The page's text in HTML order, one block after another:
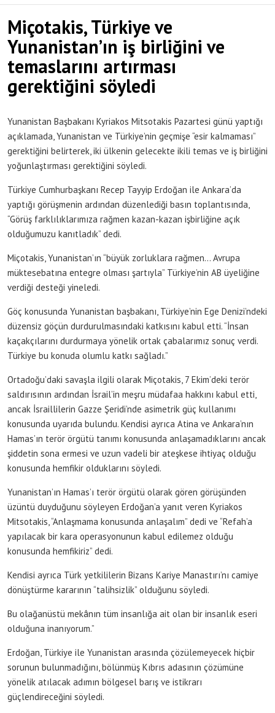
Miçotakis, Türkiye ve
Yunanistan’ın iş birliğini ve
temaslarını artırması
gerektiğini söyledi
Yunanistan Başbakanı Kyriakos Mitsotakis Pazartesi günü yaptığı
açıklamada, Yunanistan ve Türkiye’nin geçmişe “esir kalmaması”
gerektiğini belirterek, iki ülkenin gelecekte ikili temas ve iş birliğini
yoğunlaştırması gerektiğini söyledi.
Türkiye Cumhurbaşkanı Recep Tayyip Erdoğan ile Ankara’da
yaptığı görüşmenin ardından düzenlediği basın toplantısında,
“Görüş farklılıklarımıza rağmen kazan-kazan işbirliğine açık
olduğumuzu kanıtladık” dedi.
Miçotakis, Yunanistan’ın “büyük zorluklara rağmen… Avrupa
müktesebatına entegre olması şartıyla” Türkiye’nin AB üyeliğine
verdiği desteği yineledi.
Göç konusunda Yunanistan başbakanı, Türkiye’nin Ege Denizi’ndeki
düzensiz göçün durdurulmasındaki katkısını kabul etti. “İnsan
kaçakçılarını durdurmaya yönelik ortak çabalarımız sonuç verdi.
Türkiye bu konuda olumlu katkı sağladı.”
Ortadoğu’daki savaşla ilgili olarak Miçotakis, 7 Ekim’deki terör
saldırısının ardından İsrail’in meşru müdafaa hakkını kabul etti,
ancak İsraillilerin Gazze Şeridi’nde asimetrik güç kullanımı
konusunda uyarıda bulundu. Kendisi ayrıca Atina ve Ankara’nın
Hamas’ın terör örgütü tanımı konusunda anlaşamadıklarını ancak
şiddetin sona ermesi ve uzun vadeli bir ateşkese ihtiyaç olduğu
konusunda hemfikir olduklarını söyledi.
Yunanistan’ın Hamas’ı terör örgütü olarak gören görüşünden
üzüntü duyduğunu söyleyen Erdoğan’a yanıt veren Kyriakos
Mitsotakis, “Anlaşmama konusunda anlaşalım” dedi ve “Refah’a
yapılacak bir kara operasyonunun kabul edilemez olduğu
konusunda hemfikiriz” dedi.
Kendisi ayrıca Türk yetkililerin Bizans Kariye Manastırı’nı camiye
dönüştürme kararının “talihsizlik” olduğunu söyledi.
Bu olağanüstü mekânın tüm insanlığa ait olan bir insanlık eseri
olduğuna inanıyorum.”
Erdoğan, Türkiye ile Yunanistan arasında çözülemeyecek hiçbir
sorunun bulunmadığını, bölünmüş Kıbrıs adasının çözümüne
yönelik atılacak adımın bölgesel barış ve istikrarı
güçlendireceğini söyledi.